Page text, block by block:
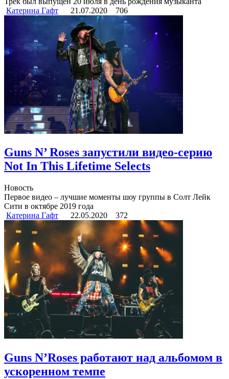
Катерина Гафт
21.07.2020 706
Guns N’ Roses запустили видео-серию
Not In This Lifetime Selects
Новость
Первое видео – лучшие моменты шоу группы в Солт Лейк
Сити в октябре 2019 года
Катерина Гафт
22.05.2020 372
Guns N’Roses работают над альбомом в
ускоренном темпе